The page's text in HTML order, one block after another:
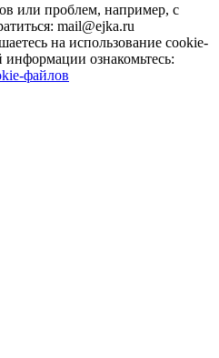
или проблем, например, с
mail@ejka.ru
на использование cookie-
ознакомьтесь:
файлов